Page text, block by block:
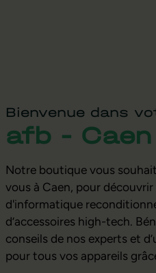
Bienvenue dans
afb - Caen
Notre boutique vous
vous à Caen, pour
d'informatique
d’accessoires high-tech.
conseils de nos experts et
pour tous vos appareils